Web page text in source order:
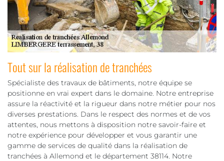
Tout sur la réalisation de tranchées
Spécialiste des travaux de bâtiments, notre équipe se
positionne en vrai expert dans le domaine. Notre entreprise
assure la réactivité et la rigueur dans notre métier pour nos
diverses prestations. Dans le respect des normes et de vos
attentes, nous mettons à disposition notre savoir-faire et
notre expérience pour développer et vous garantir une
gamme de services de qualité dans la réalisation de
tranchées à Allemond et le département 38114. Notre